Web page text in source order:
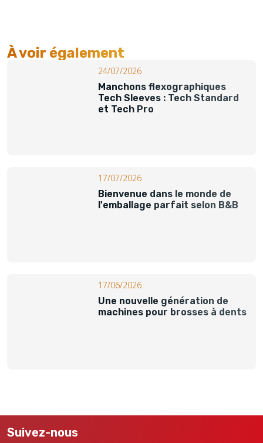
À voir également​
24/07/2026
Manchons flexographiques
Tech Sleeves : Tech Standard
et Tech Pro
17/07/2026
Bienvenue dans le monde de
l'emballage parfait selon B&B
17/06/2026
Une nouvelle génération de
machines pour brosses à dents
Suivez-nous